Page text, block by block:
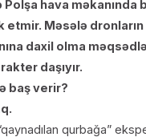
Polşa hava məkanında
Məsələ dronların
daxil olma
daşıyır.
baş verir?
qurbağa”